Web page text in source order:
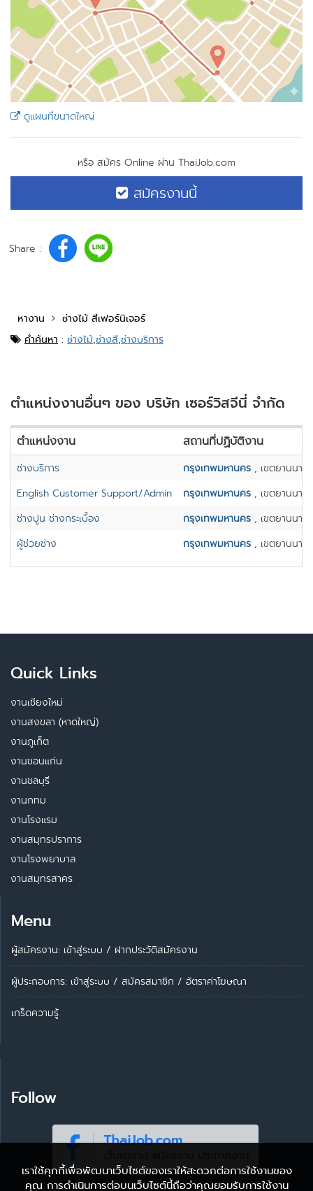
ดูแผนที่ขนาดใหญ่
หรือ สมัคร Online ผ่าน ThaiJob.com
สมัครงานนี้
Share :
หางาน
ช่างไม้ สีเฟอร์นิเจอร์
คำค้นหา : ช่างไม้,ช่างสี,ช่างบริการ
ตำแหน่งงานอื่นๆ ของ บริษัท เซอร์วิสจีนี่ จำกัด
ตำแหน่งงาน สถานที่ปฏิบัติงาน
ช่างบริการ กรุงเทพมหานคร , เขตยานนาวา
English Customer Support/Admin
กรุงเทพมหานคร , เขตยานนาวา
ช่างปูน ช่างกระเบื้อง
กรุงเทพมหานคร , เขตยานนาวา
ผู้ช่วยช่าง
กรุงเทพมหานคร , เขตยานนาวา
Quick Links
งานเชียงใหม่
งานสงขลา (หาดใหญ่)
งานภูเก็ต
งานขอนแก่น
งานชลบุรี
งานกทม
งานโรงแรม
งานสมุทรปราการ
งานโรงพยาบาล
งานสมุทรสาคร
Menu
ผู้สมัครงาน: เข้าสู่ระบบ / ฝากประวัติสมัครงาน
ผู้ประกอบการ: เข้าสู่ระบบ / สมัครสมาชิก / อัตราค่าโฆษณา
เกร็ดความรู้
Follow
เราใช้คุกกี้เพื่อพัฒนาเว็บไซต์ของเราให้สะดวกต่อการใช้งานของ
คุณ การดำเนินการต่อบนเว็บไซต์นี้ถือว่าคุณยอมรับการใช้งาน